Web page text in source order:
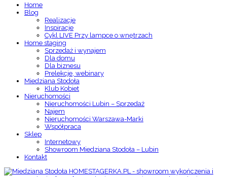
Home
Blog
Realizacje
Inspiracje
Cykl LIVE Przy lampce o wnętrzach
Home staging
Sprzedaż i wynajem
Dla domu
Dla biznesu
Prelekcje, webinary
Miedziana Stodoła
Klub Kobiet
Nieruchomości
Nieruchomości Lubin – Sprzedaż
Najem
Nieruchomości Warszawa-Marki
Współpraca
Sklep
Internetowy
Showroom Miedziana Stodoła – Lubin
Kontakt